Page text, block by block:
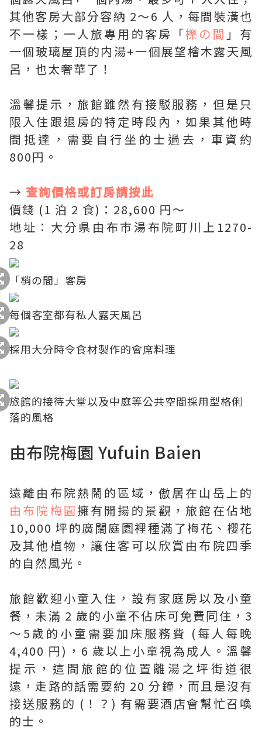
其他客房大部分容納 2～6 人，每間裝潢也
不一樣；一人旅專用的客房「櫟の間 」有
一個玻璃屋頂的内湯+一個展望檜木露天風
呂，也太奢華了！
溫馨提示，旅館雖然有接駁服務，但是只
限入住跟退房的特定時段內，如果其他時
間抵達，需要自行坐的士過去，車資約
800円。
→ 查詢價格或訂房請按此
價錢 (1 泊 2 食)：28,600 円〜
地址：大分県由布市湯布院町川上1270-
28
「梢の間」客房
每個客室都有私人露天風呂
採用大分時令食材製作的會席料理
旅館的接待大堂以及中庭等公共空間採用型格俐
落的風格
由布院梅園 Yufuin Baien
遠離由布院熱鬧的區域，傲居在山岳上的
由布院梅園擁有開揚的景觀，旅館在佔地
10,000 坪的廣闊庭園裡種滿了梅花、櫻花
及其他植物，讓住客可以欣賞由布院四季
的自然風光。
旅館歡迎小童入住，設有家庭房以及小童
餐，未滿 2 歲的小童不佔床可免費同住，3
～5歲的小童需要加床服務費 (每人每晚
4,400 円)，6 歲以上小童視為成人。溫馨
提示，這間旅館的位置離湯之坪街道很
遠，走路的話需要約 20 分鐘，而且是沒有
接送服務的 (！？) 有需要酒店會幫忙召喚
的士。